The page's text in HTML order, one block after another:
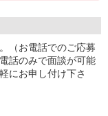
（お電話でのご応募
話のみで面談が可能
にお申し付け下さ